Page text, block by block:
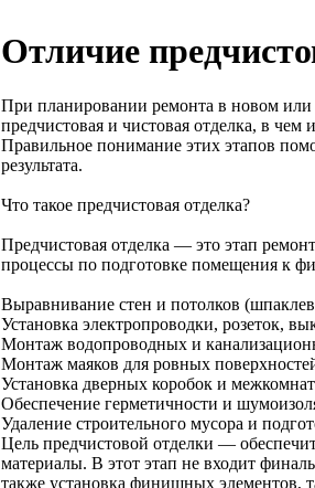
Отличие
При планировании ремонта в новом или
предчистовая и чистовая отделка, в
Правильное понимание этих этапов
результата.
Что такое предчистовая отделка?
Предчистовая отделка — это этап
процессы по подготовке помещения к
Выравнивание стен и потолков
Установка электропроводки, розеток,
Монтаж водопроводных и
Монтаж маяков для ровных
Установка дверных коробок и
Обеспечение герметичности и
Удаление строительного мусора и
Цель предчистовой отделки —
материалы. В этот этап не входит
также установка финишных элементов,